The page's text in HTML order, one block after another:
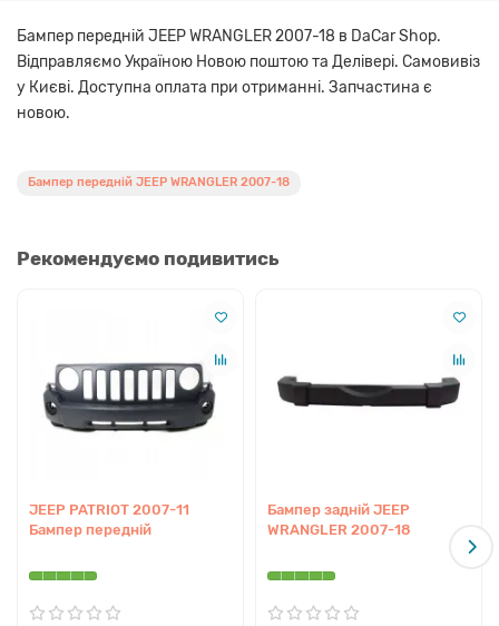
Бампер передній JEEP WRANGLER 2007-18 в DaCar Shop.
Відправляємо Україною Новою поштою та Делівері. Самовивіз
у Києві. Доступна оплата при отриманні. Запчастина є
новою.
Бампер передній JEEP WRANGLER 2007-18
Рекомендуємо подивитись
JEEP PATRIOT 2007-11
Бампер передній
Бампер задній JEEP
WRANGLER 2007-18